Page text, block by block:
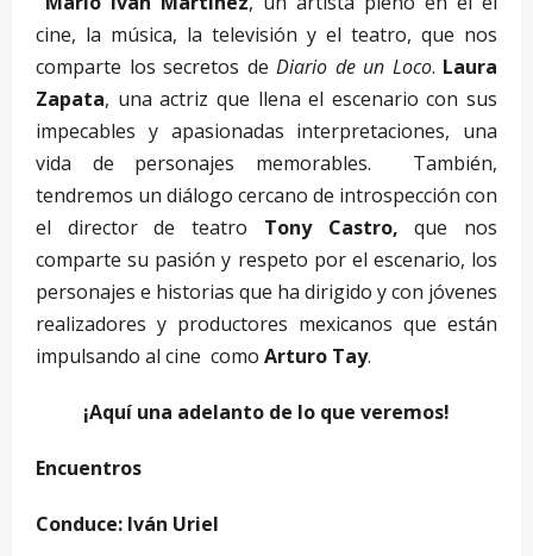
cine, la música, la televisión y el teatro, que nos
comparte los secretos de Diario de un Loco. Laura
Zapata, una actriz que llena el escenario con sus
impecables y apasionadas interpretaciones, una
vida de personajes memorables. También,
tendremos un diálogo cercano de introspección con
el director de teatro Tony Castro, que nos
comparte su pasión y respeto por el escenario, los
personajes e historias que ha dirigido y con jóvenes
realizadores y productores mexicanos que están
impulsando al cine como Arturo Tay.
¡Aquí una adelanto de lo que veremos!
Encuentros
Conduce: Iván Uriel